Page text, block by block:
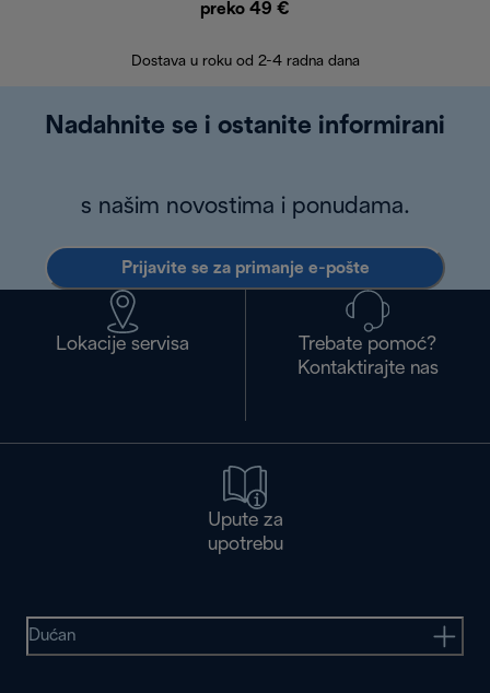
preko 49 €
Dostava u roku od 2-4 radna dana
Nadahnite se i ostanite informirani
s našim novostima i ponudama.
Prijavite se za primanje e-pošte
Lokacije servisa
Trebate pomoć?
Kontaktirajte nas
Upute za
upotrebu
Dućan